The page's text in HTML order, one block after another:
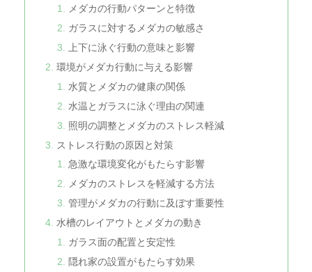
メダカの行動パターンと特徴
ガラスに対するメダカの敏感さ
上下に泳ぐ行動の意味と影響
環境がメダカ行動に与える影響
水質とメダカの健康の関係
水温とガラスに泳ぐ理由の関連
照明の調整とメダカのストレス軽減
ストレス行動の原因と対策
急激な環境変化がもたらす影響
メダカのストレスを軽減する方法
管理がメダカの行動に及ぼす重要性
水槽のレイアウトとメダカの動き
ガラス面の配置と安定性
隠れ家の設置がもたらす効果